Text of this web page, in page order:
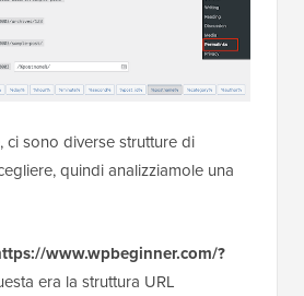
ci sono diverse strutture di
quindi analizziamole una
www.wpbeginner.com/?
era la struttura URL